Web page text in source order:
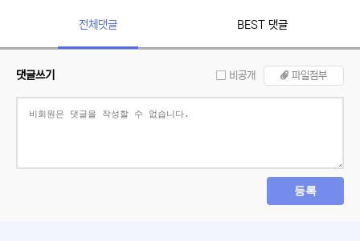
전체댓글 BEST 댓글
댓글쓰기 비공개 파일첨부
등록